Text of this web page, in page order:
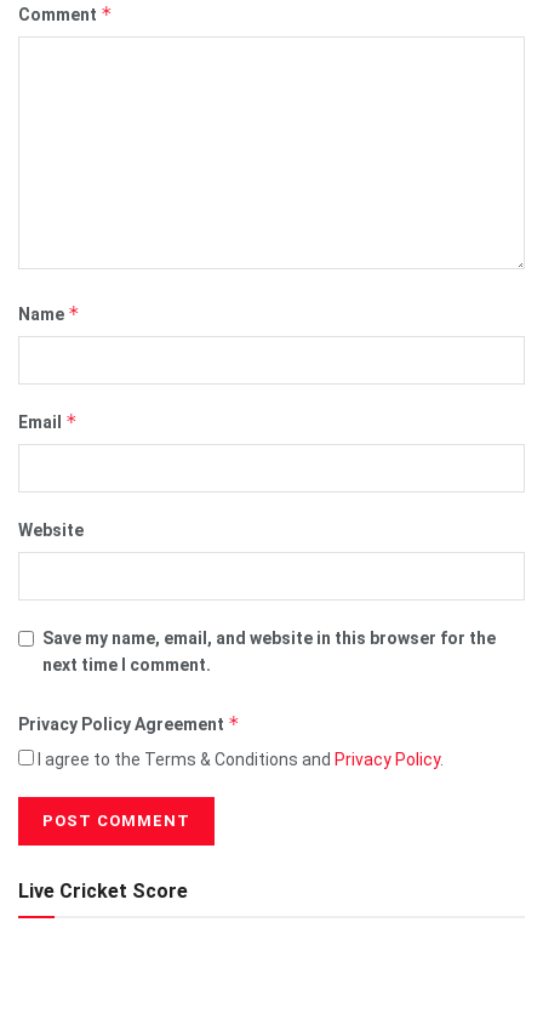
Comment *
Name *
Email *
Website
Save my name, email, and website in this browser for the
next time I comment.
Privacy Policy Agreement *
I agree to the Terms & Conditions and Privacy Policy.
Live Cricket Score